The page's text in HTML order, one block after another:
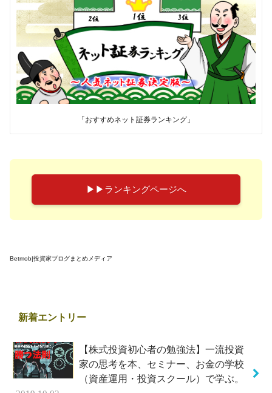
「おすすめネット証券ランキング」
▶︎▶︎ランキングページへ
Betmob|投資家ブログまとめメディア
新着エントリー
【株式投資初心者の勉強法】一流投資
家の思考を本、セミナー、お金の学校
（資産運用・投資スクール）で学ぶ。